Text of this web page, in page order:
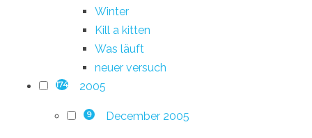
Winter
Kill a kitten
Was läuft
neuer versuch
174 2005
9 December 2005